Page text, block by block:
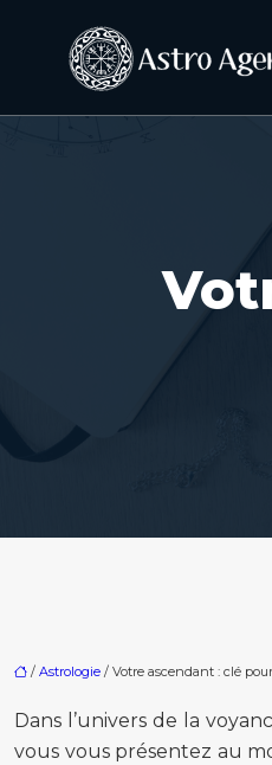
/ Astrologie / Votre ascendant : clé
Dans l’univers de la
vous vous présentez au